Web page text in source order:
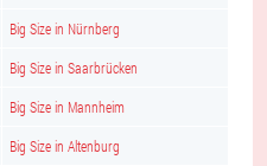
Big Size in Nürnberg
Big Size in Saarbrücken
Big Size in Mannheim
Big Size in Altenburg